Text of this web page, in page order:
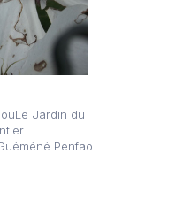
Jardin du
Penfao